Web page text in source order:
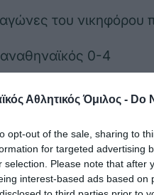
Αθλητικός Όμιλος - Do
opt-out of the sale, sharing to
for targeted advertising
selection. Please note that after
interest-based ads based
του νικηφόρου
0-4
Ιωάννα
-Κατερίνα Τόλιου 1-
Κωνσταντίνα